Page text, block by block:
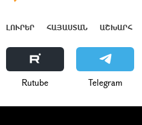
ԼՈՒՐԵՐ ՀԱՅԱՍՏԱՆ ԱՇԽԱՐՀ
Rutube Telegram